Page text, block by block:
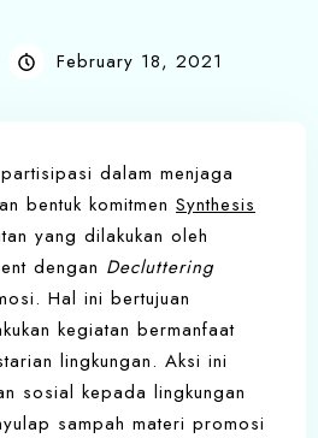
February 18, 2021
dalam menjaga
bentuk komitmen Synthesis
yang dilakukan oleh
dengan Decluttering
Hal ini bertujuan
kegiatan bermanfaat
lingkungan. Aksi ini
sosial kepada lingkungan
sampah materi promosi